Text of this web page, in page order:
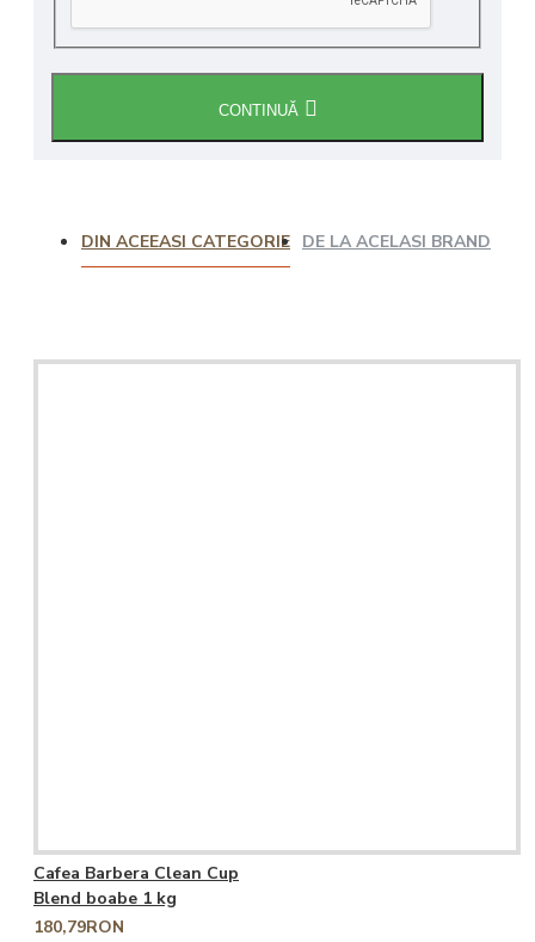
CONTINUĂ
DIN ACEEASI CATEGORIE DE LA ACELASI BRAND
Cafea Barbera Clean Cup
Blend boabe 1 kg
180,79RON